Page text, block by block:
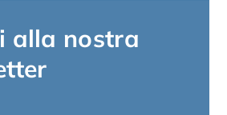
alla nostra